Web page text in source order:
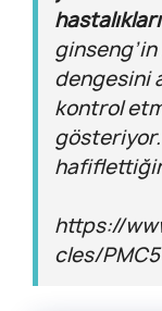
dengesini
kontrol
https://
cles/